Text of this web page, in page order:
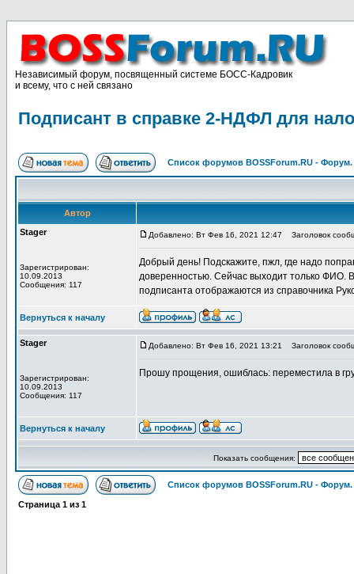
Независимый форум, посвященный системе БОСС-Кадровик
и всему, что с ней связано
Подписант в справке 2-НДФЛ для
Список форумов BOSSForum.RU -
Автор
Stager
Зарегистрирован:
10.09.2013
Сообщения: 117
Добавлено: Вт Фев 16, 2021 12:47 Заголовок
Добрый день! Подскажите, пжл, где надо
доверенностью. Сейчас выходит только ФИО.
подписанта отображаются из справочника
Вернуться к началу
Stager
Зарегистрирован:
10.09.2013
Сообщения: 117
Добавлено: Вт Фев 16, 2021 13:21 Заголовок
Прошу прощения, ошиблась: переместила в
Вернуться к началу
Показать сообщения:
Список форумов BOSSForum.RU -
Страница 1 из 1